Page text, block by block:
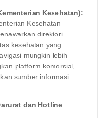
Kesehatan):
Kesehatan
direktori
kesehatan yang
mungkin lebih
platform komersial,
sumber informasi
dan Hotline